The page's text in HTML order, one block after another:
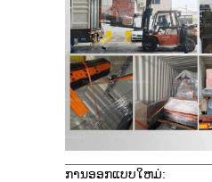
ການອອກແບບໃຫມ່: